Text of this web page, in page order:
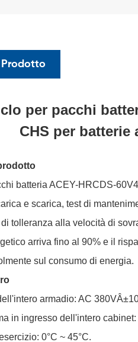
per pacchi
CHS per
batteria ACEY-HRCDS-
e scarica, test di
tolleranza alla velocità di
arriva fino al 90% e il
sul consumo di energia.
armadio: AC
in ingresso dell'intero
0°C ~ 45°C.